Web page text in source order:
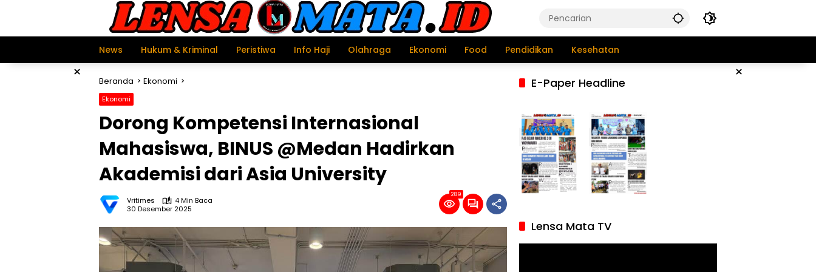
News
Hukum & Kriminal Peristiwa Info Haji Olahraga Ekonomi Food Pendidikan Kesehatan
× ×
Beranda Ekonomi
Ekonomi
Dorong Kompetensi Internasional
Mahasiswa, BINUS @Medan Hadirkan
Akademisi dari Asia University
Vritimes
4 Min Baca
30 Desember 2025
289
E-Paper Headline
Lensa Mata TV